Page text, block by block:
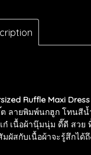
Ruffle Maxi
ลายพิมพ์นกฮูก โทนสีน้
ก๋ เนื้อผ้านุ๊มนุ่ม ดี๊ดี สวย
มผัสกับเนื้อผ้าจะรู้สึกได้